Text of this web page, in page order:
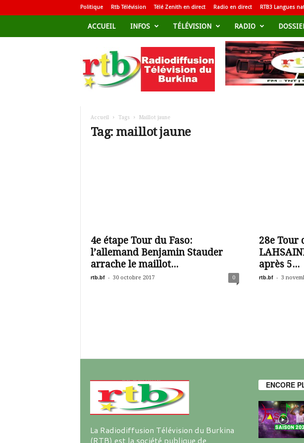
Politique Rtb Télévision Télé Zenith en direct Radio en direct RTB3 Langues
ACCUEIL INFOS TÉLÉVISION RADIO
d
i
i
Accueil Tags Maillot jaune
Tag: maillot jaune
4e étape Tour du Faso:
l’allemand Benjamin Stauder
arrache le maillot...
rtb.bf - 30 octobre 2017 0
28e Tour
après 5...
rtb.bf - 3
La Radiodiffusion Télévision du Burkina
(RTB) est la société publique de
ENCORE